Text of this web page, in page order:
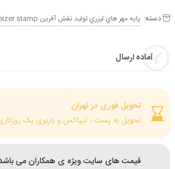
دسته: پايه مهر هاي ليزري توليد نقش آفرين Leizer stamp
آماده ارسال
تحویل فوری در تهران
تحویل به پست ، تیپاکس و باربری یک
قیمت های سایت ویژه ی همکاران می